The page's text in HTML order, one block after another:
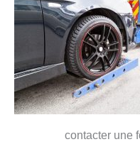
contacter une